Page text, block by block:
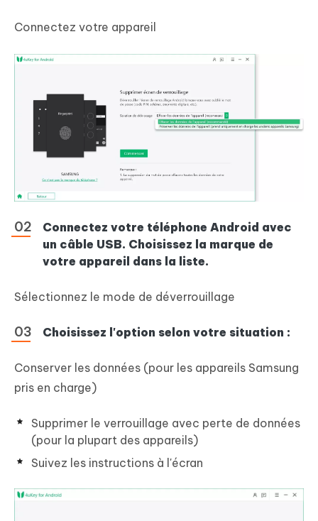
Connectez votre appareil
Connectez votre téléphone Android avec
un câble USB. Choisissez la marque de
votre appareil dans la liste.
Sélectionnez le mode de déverrouillage
Choisissez l'option selon votre situation :
Conserver les données (pour les appareils Samsung
pris en charge)
Supprimer le verrouillage avec perte de données
(pour la plupart des appareils)
Suivez les instructions à l'écran